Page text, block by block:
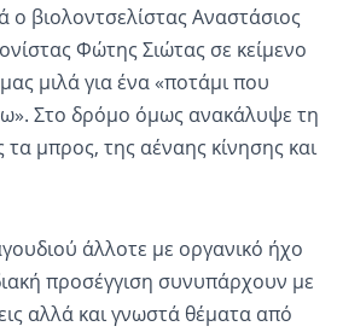
βιολοντσελίστας Αναστάσιος
Φώτης Σιώτας σε κείμενο
μιλά για ένα «ποτάμι που
Στο δρόμο όμως ανακάλυψε τη
μπρος, της αέναης κίνησης και
άλλοτε με oργανικό ήχο
προσέγγιση συνυπάρχουν με
αλλά και γνωστά θέματα από